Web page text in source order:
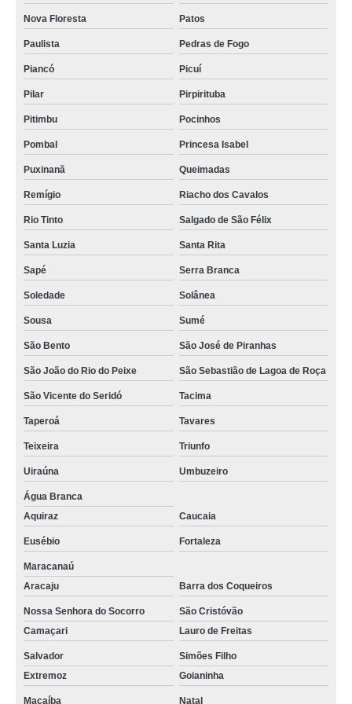
coworking sala preço Alagoinha
sala comercial coworking para reuniões Campina Grande
sala coworkings Massaranduba
coworking salas de reunião valor Ingá
preço de sala para coworking Imaculada
preço de salas de reunião coworkings Queimadas
preço de sala comercial coworking para reuniões Cacimba de Dentro
preço de sala individual coworking para reunião Caaporã
coworking salas de reunião preço Campina Grande
onde tem coworking sala Caaporã
sala coworkings Rio Tinto
onde tem sala coworkings Umbuzeiro
onde tem coworking salas de reunião Arara
preço de coworking sala Cajazeiras
salas de reunião coworkings preço Santa Luzia
coworking sala valor São João do Rio do Peixe
preço de coworking de salas privativas Cuité
preço de sala coworkings Paulista
onde tem sala individual coworking para reunião Abreu e Lima
coworking de salas privativas valor Coremas
coworking salas individuais valor Caaporã
coworking sala valor Caaporã
salas de reunião coworkings valor Belém
sala comercial coworking para reuniões preço Paulista
Nova Floresta Patos
Paulista Pedras de Fogo
Piancó Picuí
Pilar Pirpirituba
Pitimbu Pocinhos
Pombal Princesa Isabel
Puxinanã Queimadas
Remígio Riacho dos Cavalos
Rio Tinto Salgado de São Félix
Santa Luzia Santa Rita
Sapé Serra Branca
Soledade Solânea
Sousa Sumé
São Bento São José de Piranhas
São João do Rio do Peixe São Sebastião de Lagoa de Roça
São Vicente do Seridó Tacima
Taperoá Tavares
Teixeira Triunfo
Uiraúna Umbuzeiro
Água Branca
Aquiraz
Caucaia
Eusébio Fortaleza
Maracanaú
Aracaju
Barra dos Coqueiros
Nossa Senhora do Socorro
São Cristóvão
Camaçari
Lauro de Freitas
Salvador
Simões Filho
Extremoz
Goianinha
Macaíba Natal